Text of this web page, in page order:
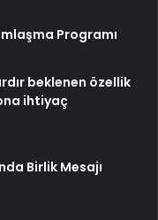
Programı
beklenen özellik
ihtiyaç
Birlik Mesajı